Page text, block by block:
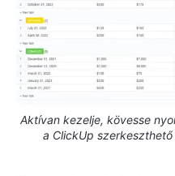
Aktívan kezelje, kövesse
a ClickUp